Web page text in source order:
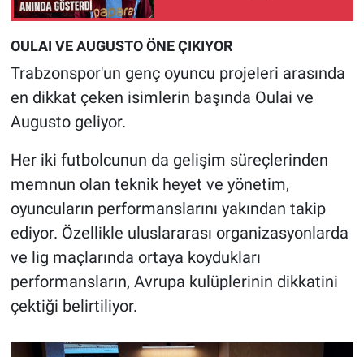
OULAI VE AUGUSTO ÖNE ÇIKIYOR
Trabzonspor'un genç oyuncu projeleri arasında
en dikkat çeken isimlerin başında Oulai ve
Augusto geliyor.
Her iki futbolcunun da gelişim süreçlerinden
memnun olan teknik heyet ve yönetim,
oyuncuların performanslarını yakından takip
ediyor. Özellikle uluslararası organizasyonlarda
ve lig maçlarında ortaya koydukları
performansların, Avrupa kulüplerinin dikkatini
çektiği belirtiliyor.